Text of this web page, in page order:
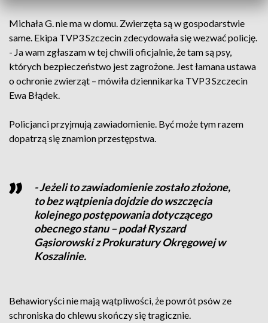
Michała G. nie ma w domu. Zwierzęta są w gospodarstwie
same. Ekipa TVP3 Szczecin zdecydowała się wezwać policję.
- Ja wam zgłaszam w tej chwili oficjalnie, że tam są psy,
których bezpieczeństwo jest zagrożone. Jest łamana ustawa
o ochronie zwierząt – mówiła dziennikarka TVP3 Szczecin
Ewa Błądek.
Policjanci przyjmują zawiadomienie. Być może tym razem
dopatrzą się znamion przestępstwa.
- Jeżeli to zawiadomienie zostało złożone,
to bez wątpienia dojdzie do wszczęcia
kolejnego postępowania dotyczącego
obecnego stanu – podał Ryszard
Gąsiorowski z Prokuratury Okręgowej w
Koszalinie.
Behawioryści nie mają wątpliwości, że powrót psów ze
schroniska do chlewu skończy się tragicznie.